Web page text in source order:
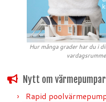
Hur många grader har du i
Nytt om värmepumpar
Rapid